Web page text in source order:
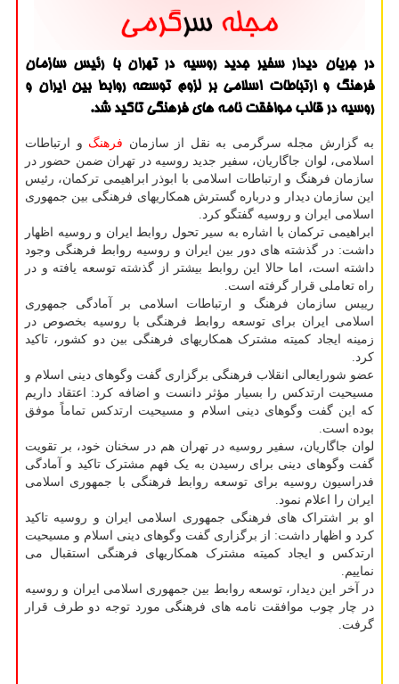
در جریان دیدار سفیر جدید روسیه در تهران با رئیس سازمان
فرهنگ و ارتباطات اسلامی بر لزوم توسعه روابط بین ایران و
روسیه در قالب موافقت نامه های فرهنگی تاكید شد.
به گزارش مجله سرگرمی به نقل از سازمان فرهنگ و ارتباطات
اسلامی، لوان جاگاریان، سفیر جدید روسیه در تهران ضمن حضور در
سازمان فرهنگ و ارتباطات اسلامی با ابوذر ابراهیمی ترکمان، رئیس
این سازمان دیدار و درباره گسترش همکاریهای فرهنگی بین جمهوری
اسلامی ایران و روسیه گفتگو کرد.
ابراهیمی ترکمان با اشاره به ﺳﻴﺮ ﺗﺤﻮﻝ ﺭﻭﺍﺑﻂ ﺍﻳﺮﺍﻥ ﻭ ﺭﻭﺳﻴﻪ اظهار
داشت: در گذشته های دور بین ایران و روسیه روابط فرهنگی وجود
داشته است، اما حالا این روابط بیشتر از گذشته توسعه یافته و در
راه تعاملی قرار گرفته است.
رییس سازمان فرهنگ و ارتباطات اسلامی بر آمادگی جمهوری
اسلامی ایران برای توسعه روابط فرهنگی با روسیه بخصوص در
زمینه ایجاد کمیته مشترک همکاریهای فرهنگی بین دو کشور، تاکید
کرد.
عضو شورایعالی انقلاب فرهنگی برگزاری گفت وگوهای دینی اسلام و
مسیحیت ارتدکس را بسیار مؤثر دانست و اضافه کرد: اعتقاد داریم
که این گفت وگوهای دینی اسلام و مسیحیت ارتدکس تماماً موفق
بوده است.
لوان جاگاریان، سفیر روسیه در تهران هم در سخنان خود، بر تقویت
گفت وگوهای دینی برای رسیدن به یک فهم مشترک تاکید و آمادگی
فدراسیون روسیه برای توسعه روابط فرهنگی با جمهوری اسلامی
ایران را اعلام نمود.
او بر اشتراک های فرهنگی جمهوری اسلامی ایران و روسیه تاکید
کرد و اظهار داشت: از برگزاری گفت وگوهای دینی اسلام و مسیحیت
ارتدکس و ایجاد کمیته مشترک همکاریهای فرهنگی استقبال می
نماییم.
در آخر این دیدار، توسعه روابط بین جمهوری اسلامی ایران و روسیه
در چار چوب موافقت نامه های فرهنگی مورد توجه دو طرف قرار
گرفت.